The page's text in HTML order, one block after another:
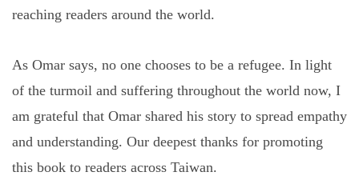
reaching readers around the world.
As Omar says, no one chooses to be a refugee. In light
of the turmoil and suffering throughout the world now, I
am grateful that Omar shared his story to spread empathy
and understanding. Our deepest thanks for promoting
this book to readers across Taiwan.